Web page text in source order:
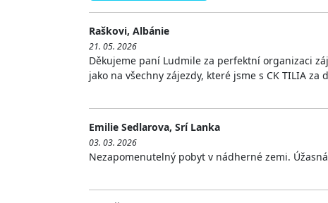
Raškovi, Albánie
21. 05. 2026
Děkujeme paní Ludmile za perfektní organizaci
jako na všechny zájezdy, které jsme s CK TILIA
Emilie Sedlarova, Srí Lanka
03. 03. 2026
Nezapomenutelný pobyt v nádherné zemi.